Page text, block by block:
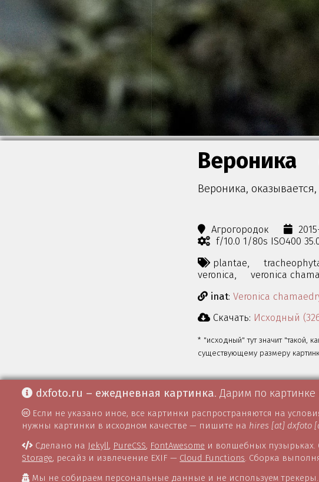
Вероника
Вероника,
Агрогородок
f/10.0 1/80s ISO400
plantae,
veronica,
veronica
inat: Veronica
Скачать: Исходный
* "исходный" тут значит "такой,
существующему размеру
dxfoto.ru – ежедневная картинка. Дарим по
Если не указано иное, все картинки распространяются на
нужны картинки в исходном качестве — пишите на hires [at] dxfoto
Сделано на Jekyll, PureCSS, FontAwesome и волшебных
Storage, ресайз и извлечение EXIF — Cloud Functions. Сборка
Мы не собираем персональные данные и не используем трекеры.